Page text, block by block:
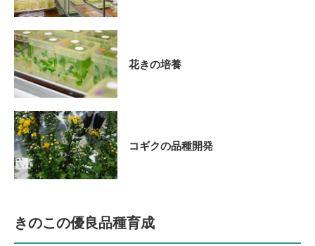
花きの培養
コギクの品種開発
きのこの優良品種育成